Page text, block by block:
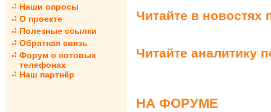
Наши опросы
О проекте
Полезные ссылки
Обратная связь
Форум о сотовых
телефонах
Наш партнёр
Читайте в новостях
Читайте аналитику
НА ФОРУМЕ